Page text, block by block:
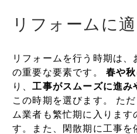
リフォームに
リフォームを行う時期は
の重要な要素です。 春や秋
り、工事がスムーズに進み
この時期を選びます。 た
ム業者も繁忙期に入ります
す。また、閑散期に工事を